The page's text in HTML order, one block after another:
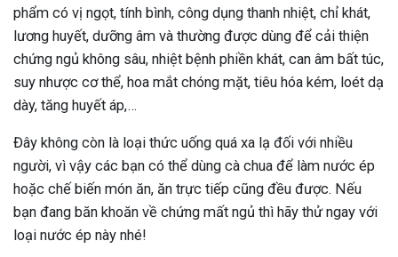
phẩm có vị ngọt, tính bình, công dụng thanh nhiệt, chỉ khát,
lương huyết, dưỡng âm và thường được dùng để cải thiện
chứng ngủ không sâu, nhiệt bệnh phiền khát, can âm bất túc,
suy nhược cơ thể, hoa mắt chóng mặt, tiêu hóa kém, loét dạ
dày, tăng huyết áp,…
Đây không còn là loại thức uống quá xa lạ đối với nhiều
người, vì vậy các bạn có thể dùng cà chua để làm nước ép
hoặc chế biến món ăn, ăn trực tiếp cũng đều được. Nếu
bạn đang băn khoăn về chứng mất ngủ thì hãy thử ngay với
loại nước ép này nhé!